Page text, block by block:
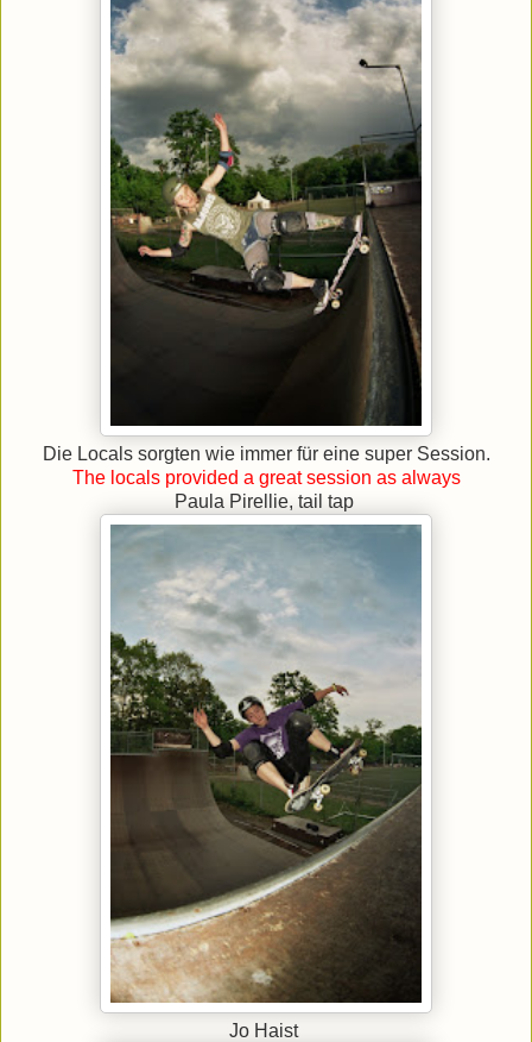
Die Locals sorgten wie immer für eine super Session.
The locals provided a great session as always
Paula Pirellie, tail tap
Jo Haist